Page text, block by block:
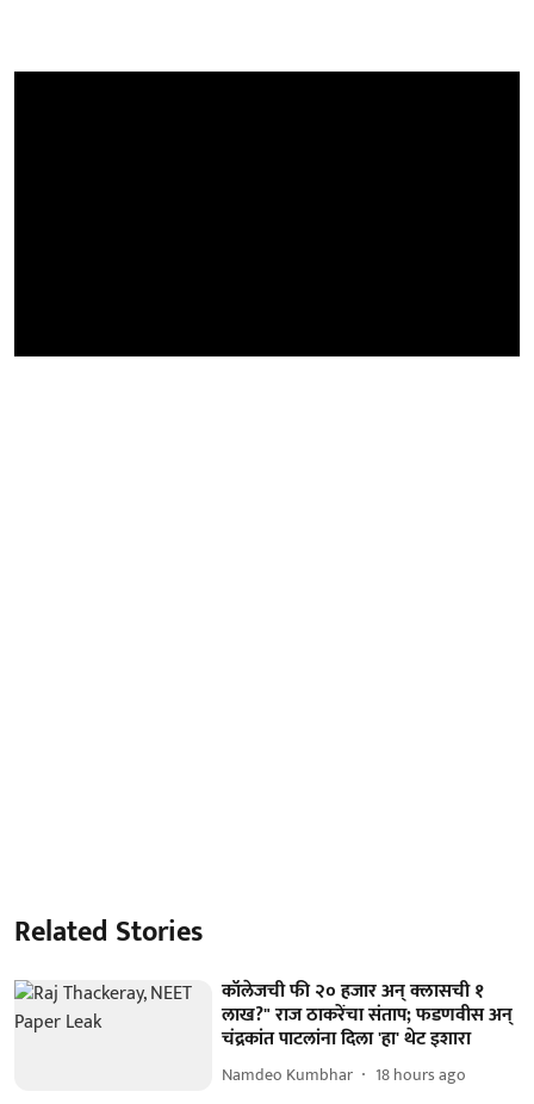
Related Stories
कॉलेजची फी २० हजार अन् क्लासची १
लाख?" राज ठाकरेंचा संताप; फडणवीस अन्
चंद्रकांत पाटलांना दिला 'हा' थेट इशारा
Namdeo Kumbhar 18 hours ago